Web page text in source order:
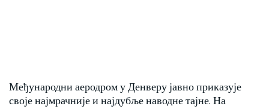
Међународни аеродром у Денверу јавно приказује
своје најмрачније и најдубље наводне тајне. На